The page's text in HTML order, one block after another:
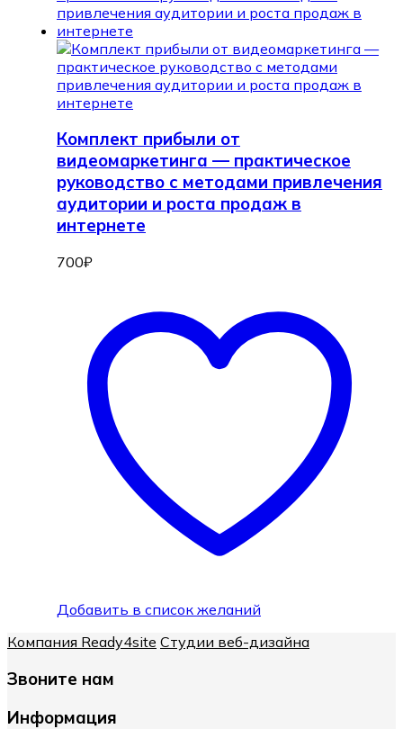
Комплект прибыли от
видеомаркетинга — практическое
руководство с методами привлечения
аудитории и роста продаж в
интернете
700₽
Добавить в список желаний
Компания Ready4site Студии веб-дизайна
Звоните нам
Информация